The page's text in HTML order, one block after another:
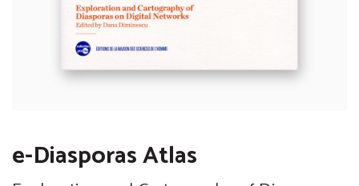
e-Diasporas Atlas